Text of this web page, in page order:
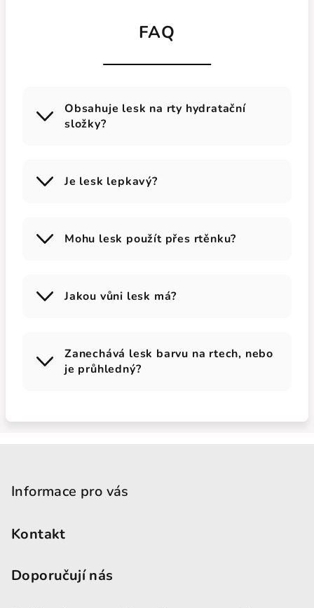
FAQ
Obsahuje lesk na rty hydratační
složky?
Je lesk lepkavý?
Mohu lesk použít přes rtěnku?
Jakou vůni lesk má?
Zanechává lesk barvu na rtech, nebo
je průhledný?
Informace pro vás
Kontakt
Doporučují nás